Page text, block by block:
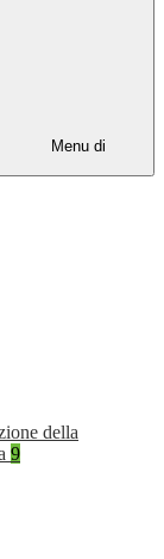
Menu di
della
9